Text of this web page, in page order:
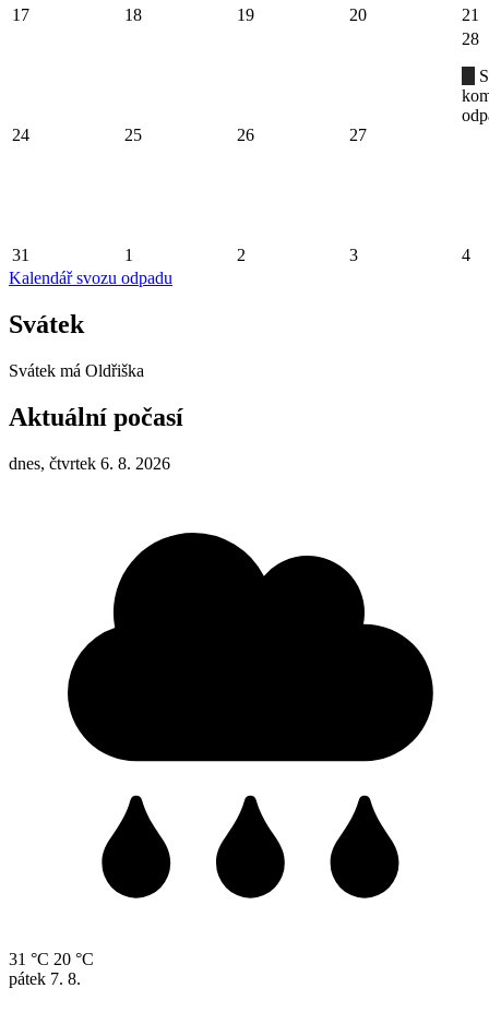
17 18 19 20 21
24 25 26 27
28
31 1 2 3
4
Kalendář svozu odpadu
Svátek
Svátek má Oldřiška
Aktuální počasí
dnes, čtvrtek 6. 8. 2026
31 °C 20 °C
pátek 7. 8.